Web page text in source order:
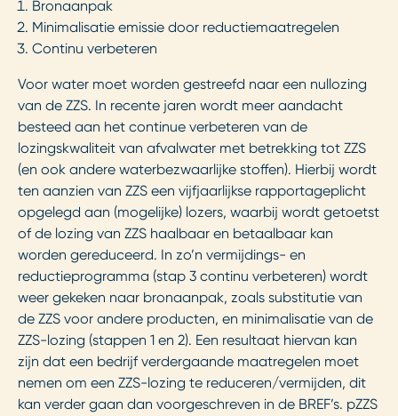
Bronaanpak
Minimalisatie emissie door reductiemaatregelen
Continu verbeteren
Voor water moet worden gestreefd naar een nullozing
van de ZZS. In recente jaren wordt meer aandacht
besteed aan het continue verbeteren van de
lozingskwaliteit van afvalwater met betrekking tot ZZS
(en ook andere waterbezwaarlijke stoffen). Hierbij wordt
ten aanzien van ZZS een vijfjaarlijkse rapportageplicht
opgelegd aan (mogelijke) lozers, waarbij wordt getoetst
of de lozing van ZZS haalbaar en betaalbaar kan
worden gereduceerd. In zo’n vermijdings- en
reductieprogramma (stap 3 continu verbeteren) wordt
weer gekeken naar bronaanpak, zoals substitutie van
de ZZS voor andere producten, en minimalisatie van de
ZZS-lozing (stappen 1 en 2). Een resultaat hiervan kan
zijn dat een bedrijf verdergaande maatregelen moet
nemen om een ZZS-lozing te reduceren/vermijden, dit
kan verder gaan dan voorgeschreven in de BREF’s. pZZS